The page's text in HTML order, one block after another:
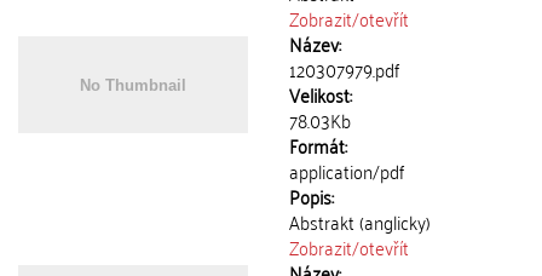
Zobrazit/otevřít
Název:
120307979.pdf
Velikost:
78.03Kb
Formát:
application/pdf
Popis:
Abstrakt (anglicky)
Zobrazit/otevřít